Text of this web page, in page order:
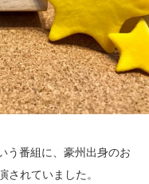
う番組に、豪州出身のお
されていました。